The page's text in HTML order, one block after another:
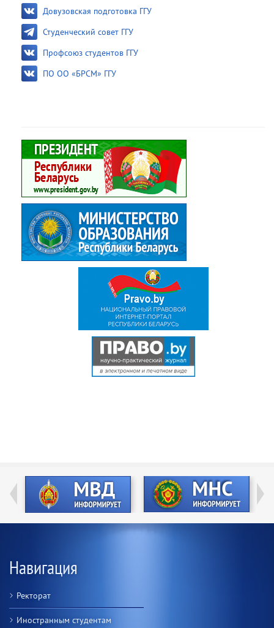
Довузовская подготовка ГГУ
Студенческий совет ГГУ
Профсоюз студентов ГГУ
ПО ОО «БРСМ» ГГУ
Навигация
Ректорат
Иностранным студентам